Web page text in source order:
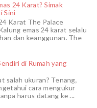
24 Karat? Simak
Sini
Karat The Palace
emas 24 karat selalu
dan keanggunan. The
di Rumah yang
salah ukuran? Tenang,
cara mengukur
harus datang ke ...